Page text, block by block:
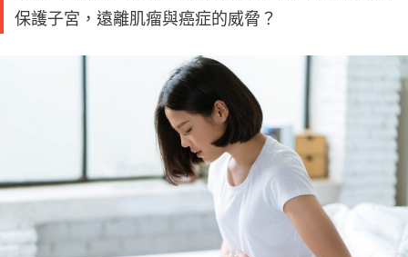
保護子宮，遠離肌瘤與癌症的威脅？